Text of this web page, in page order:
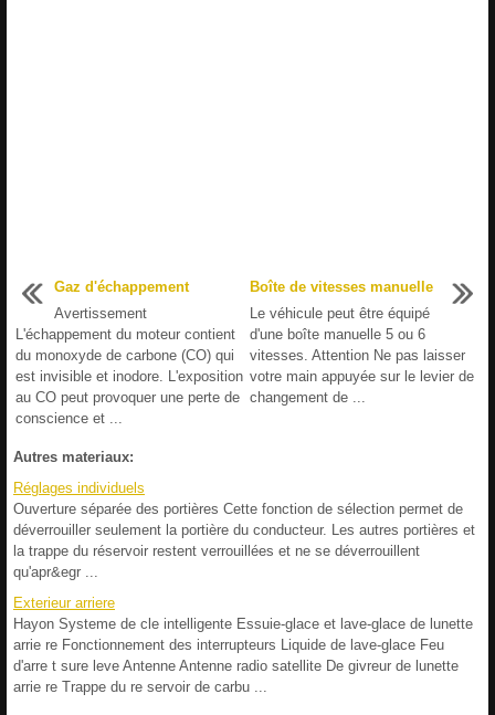
Gaz d'échappement
Avertissement
L'échappement du moteur contient
du monoxyde de carbone (CO) qui
est invisible et inodore. L'exposition
au CO peut provoquer une perte de
conscience et ...
Boîte de vitesses manuelle
Le véhicule peut être équipé
d'une boîte manuelle 5 ou 6
vitesses. Attention Ne pas laisser
votre main appuyée sur le levier de
changement de ...
Autres materiaux:
Réglages individuels
Ouverture séparée des portières Cette fonction de sélection permet de
déverrouiller seulement la portière du conducteur. Les autres portières et
la trappe du réservoir restent verrouillées et ne se déverrouillent
qu'apr&egr ...
Exterieur arriere
Hayon Systeme de cle intelligente Essuie-glace et lave-glace de lunette
arrie re Fonctionnement des interrupteurs Liquide de lave-glace Feu
d'arre t sure leve Antenne Antenne radio satellite De givreur de lunette
arrie re Trappe du re servoir de carbu ...